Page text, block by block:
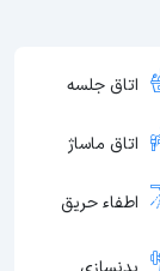
اتاق جلسه
اتاق ماساژ
اطفاء حریق